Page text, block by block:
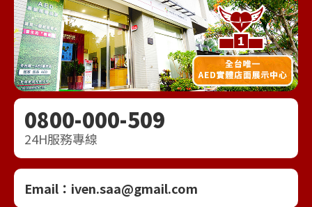
0800-000-509
24H服務專線
Email： iven.saa@gmail.com